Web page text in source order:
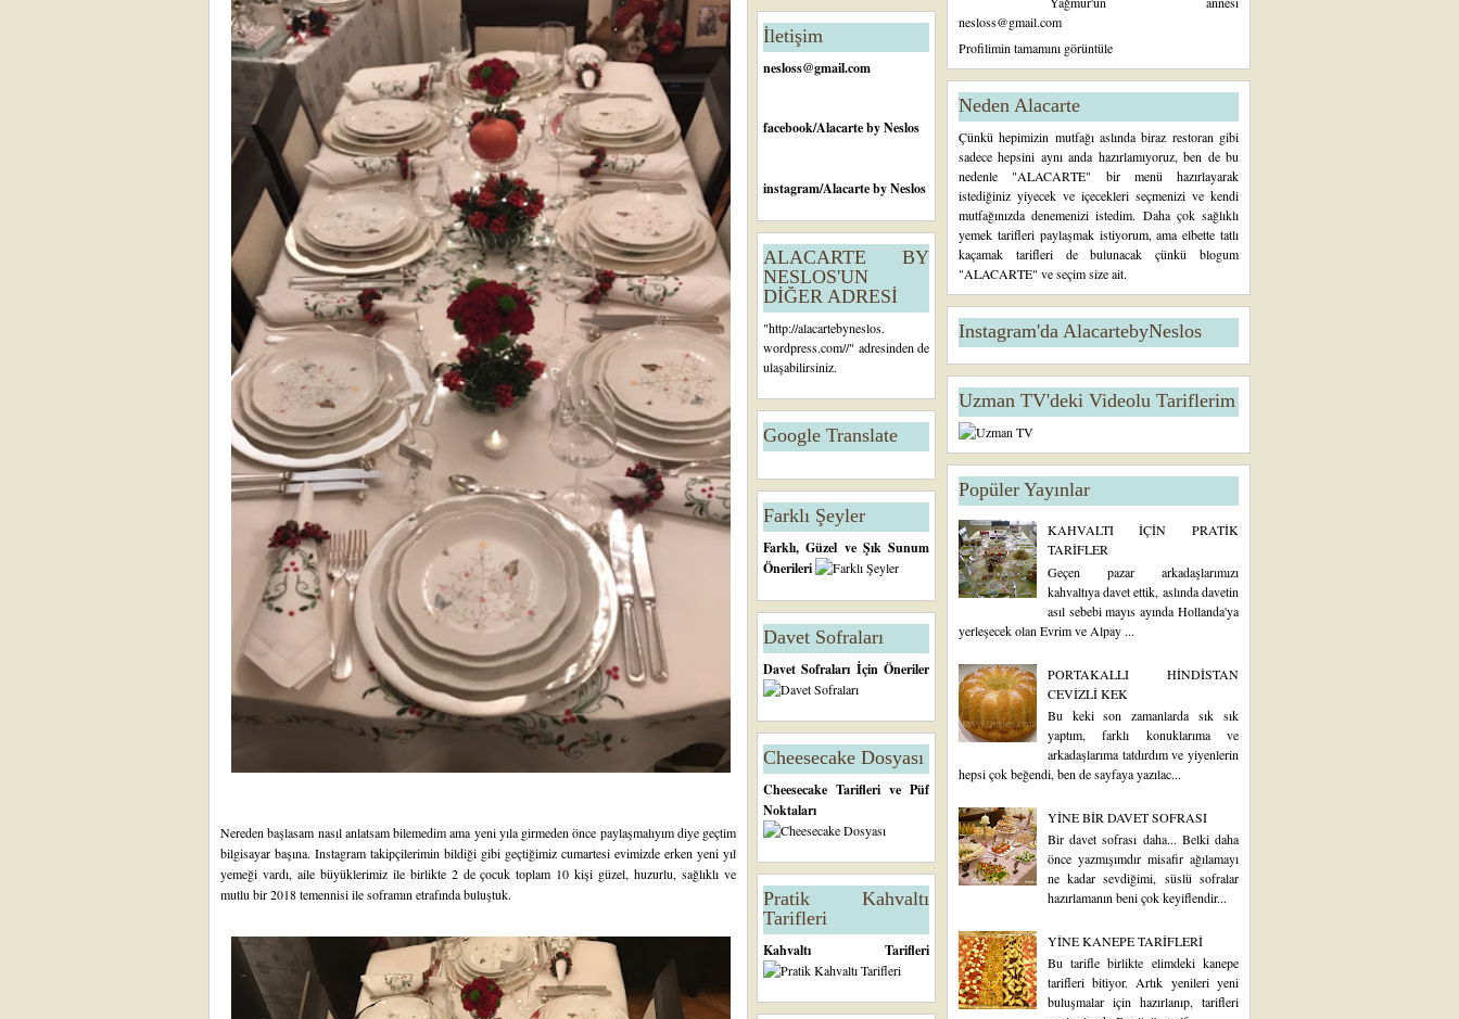
Nereden başlasam nasıl anlatsam bilemedim ama yeni yıla girmeden önce paylaşmalıyım diye geçtim
bilgisayar başına. Instagram takipçilerimin bildiği gibi geçtiğimiz cumartesi evimizde erken yeni yıl
yemeği vardı, aile büyüklerimiz ile birlikte 2 de çocuk toplam 10 kişi güzel, huzurlu, sağlıklı ve
mutlu bir 2018 temennisi ile soframın etrafında buluştuk.
İletişim
nesloss@gmail.com
facebook/Alacarte by Neslos
instagram/Alacarte by Neslos
ALACARTE BY
NESLOS'UN
DİĞER ADRESİ
"http://alacartebyneslos.
wordpress.com//" adresinden de
ulaşabilirsiniz.
Google Translate
Farklı Şeyler
Farklı, Güzel ve Şık Sunum
Önerileri
Davet Sofraları
Davet Sofraları İçin Öneriler
Cheesecake Dosyası
Cheesecake Tarifleri ve Püf
Noktaları
Pratik Kahvaltı
Tarifleri
Kahvaltı Tarifleri
nesloss@gmail.com
Profilimin tamamını görüntüle
Neden Alacarte
Çünkü hepimizin mutfağı aslında biraz restoran gibi
sadece hepsini aynı anda hazırlamıyoruz, ben de bu
nedenle "ALACARTE" bir menü hazırlayarak
istediğiniz yiyecek ve içecekleri seçmenizi ve kendi
mutfağınızda denemenizi istedim. Daha çok sağlıklı
yemek tarifleri paylaşmak istiyorum, ama elbette tatlı
kaçamak tarifleri de bulunacak çünkü blogum
"ALACARTE" ve seçim size ait.
Instagram'da AlacartebyNeslos
Uzman TV'deki Videolu Tariflerim
Popüler Yayınlar
KAHVALTI İÇİN PRATİK
TARİFLER
Geçen pazar arkadaşlarımızı
kahvaltıya davet ettik, aslında davetin
asıl sebebi mayıs ayında Hollanda'ya
yerleşecek olan Evrim ve Alpay ...
PORTAKALLI HİNDİSTAN
CEVİZLİ KEK
Bu keki son zamanlarda sık sık
yaptım, farklı konuklarıma ve
arkadaşlarıma tatdırdım ve yiyenlerin
hepsi çok beğendi, ben de sayfaya yazılac...
YİNE BİR DAVET SOFRASI
Bir davet sofrası daha... Belki daha
önce yazmışımdır misafir ağılamayı
ne kadar sevdiğimi, süslü sofralar
hazırlamanın beni çok keyiflendir...
YİNE KANEPE TARİFLERİ
Bu tarifle birlikte elimdeki kanepe
tarifleri bitiyor. Artık yenileri yeni
buluşmalar için hazırlanıp, tarifleri